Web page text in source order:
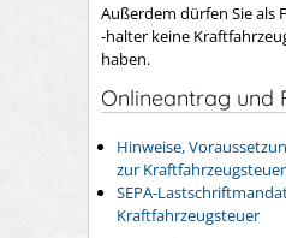
Außerdem dürfen Sie als
-halter keine
haben.
Onlineantrag und
Hinweise,
zur Kraftfahrzeugsteuer
SEPA-
Kraftfahrzeugsteuer